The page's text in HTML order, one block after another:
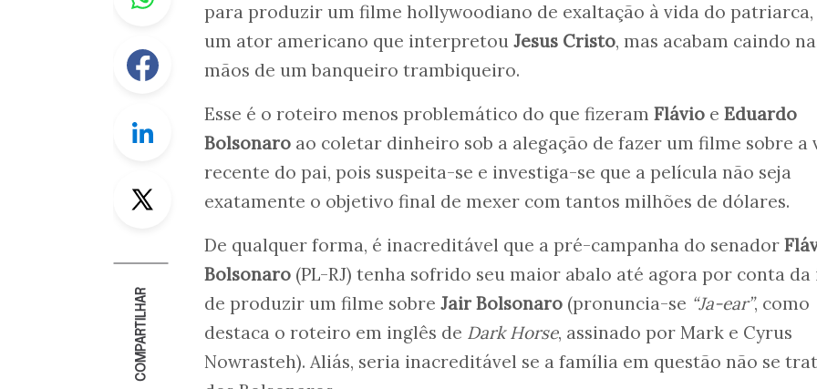
Facebook
Linkedin
Twitter
COMPARTILHAR
para produzir um filme hollywoodiano de exaltação à vida do patriarca,
um ator americano que interpretou Jesus Cristo, mas acabam caindo
mãos de um banqueiro trambiqueiro.
Esse é o roteiro menos problemático do que fizeram Flávio e Eduardo
Bolsonaro ao coletar dinheiro sob a alegação de fazer um filme sobre a
recente do pai, pois suspeita-se e investiga-se que a película não seja
exatamente o objetivo final de mexer com tantos milhões de dólares.
De qualquer forma, é inacreditável que a pré-campanha do senador
Bolsonaro (PL-RJ) tenha sofrido seu maior abalo até agora por conta da
de produzir um filme sobre Jair Bolsonaro (pronuncia-se “Ja-ear”, como
destaca o roteiro em inglês de Dark Horse, assinado por Mark e Cyrus
Nowrasteh). Aliás, seria inacreditável se a família em questão não se